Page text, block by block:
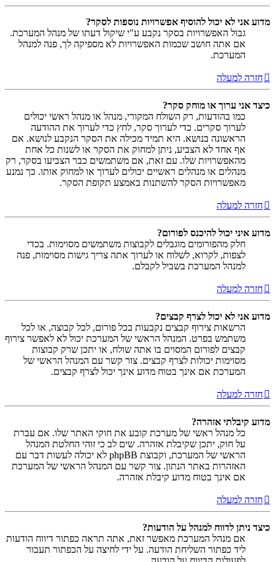
מדוע אני לא יכול להוסיף אפשרויות נוספות לסקר?
גבול האפשרויות בסקר נקבע ע"י שיקול דעתו של מנהל המערכת.
אם אתה חושב שכמות האפשרויות לא מספיקה לך, פנה למנהל
המערכת.
חזרה למעלה
כיצד אני ערוך או מוחק סקר?
כמו בהודעות, רק השולח המקורי, מנהל או מנהל ראשי יכולים
לערוך סקרים. כדי לערוך סקר, לחץ כדי לערוך את ההודעה
הראשונה בנושא. היא תמיד מכילה את הסקר הנקבע לנושא. אם
אף אחד לא הצביע, ניתן למחוק את הסקר או לשנות כל אחת
מהאפשרויות שלו. עם זאת, אם משתמשים כבר הצביעו בסקר, רק
מנהלים או מנהלים ראשיים יכולים לערוך או למחוק אותו. כך נמנע
מאפשרויות הסקר להשתנות באמצע תקופת הסקר.
חזרה למעלה
מדוע איני יכול להיכנס לפורום?
חלק מהפורומים מוגבלים לקבוצות משתמשים מסוימות. בכדי
לצפות, לקרוא, לשלוח או לערוך אתה צריך גישות מסוימות, פנה
למנהל המערכת בשביל לקבלם.
חזרה למעלה
מדוע אני לא יכול לצרף קבצים?
הרשאות צירוף קבצים נקבעות בכל פורום, לכל קבוצה, או לכל
משתמש בפרט. המנהל הראשי של המערכת יכול לא לאפשר צירוף
קבצים לפורום המסוים בו אתה שולח, או יתכן שרק קבוצות
מסוימות יכולות לצרף קבצים. צור קשר עם המנהל הראשי של
המערכת אם אינך בטוח מדוע אינך יכול לצרף קבצים.
חזרה למעלה
מדוע קיבלתי אזהרה?
כל מנהל ראשי של מערכת קובע את חוקי האתר שלו. אם עברת
על חוק, יתכן שקיבלת אזהרה. שים לב כי זוהי החלטת המנהל
הראשי של המערכת, וקבוצת phpBB לא יכולה לעשות דבר עם
האזהרות באתר הנתון. צור קשר עם המנהל הראשי של המערכת
אם אינך בטוח מדוע קיבלת אזהרה.
חזרה למעלה
כיצד ניתן לדווח למנהל על הודעות?
אם מנהל המערכת מאפשר זאת, אתה תראה כפתור דיווח הודעות
ליד כפתור השליחת הודעה. על ידי לחיצה על הכפתור תעבור